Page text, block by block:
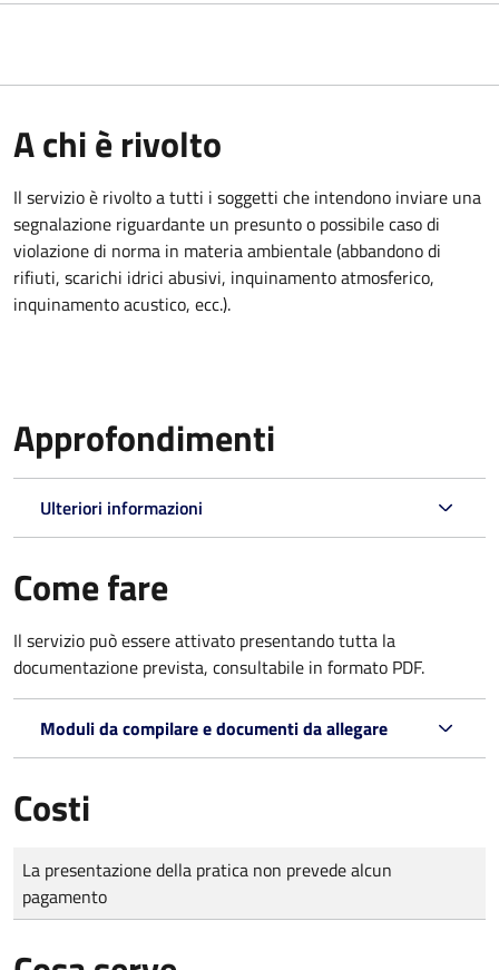
A chi è rivolto
Il servizio è rivolto a tutti i soggetti che intendono inviare una
segnalazione riguardante un presunto o possibile caso di
violazione di norma in materia ambientale (abbandono di
rifiuti, scarichi idrici abusivi, inquinamento atmosferico,
inquinamento acustico, ecc.).
Approfondimenti
Ulteriori informazioni
Come fare
Il servizio può essere attivato presentando tutta la
documentazione prevista, consultabile in formato PDF.
Moduli da compilare e documenti da allegare
Costi
Tipo di pagamento
Importo
La presentazione della pratica non prevede alcun
pagamento